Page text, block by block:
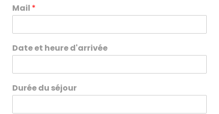
Mail *
Date et heure d'arrivée
Durée du séjour